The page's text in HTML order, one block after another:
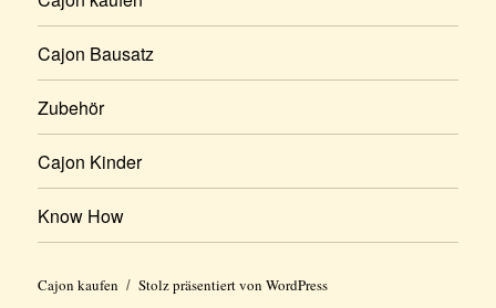
Cajon Bausatz
Zubehör
Cajon Kinder
Know How
Cajon kaufen Stolz präsentiert von WordPress